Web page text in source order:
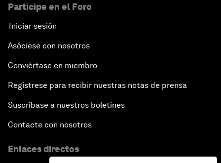
Participe en el Foro
Iniciar sesión
Asóciese con nosotros
Conviértase en miembro
Regístrese para recibir nuestras notas de prensa
Suscríbase a nuestros boletines
Contacte con nosotros
Enlaces directos